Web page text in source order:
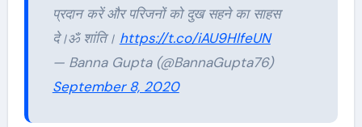
प्रदान करें और परिजनों को दुख सहने का साहस
दे।ॐ शांति। https://t.co/iAU9HlfeUN
— Banna Gupta (@BannaGupta76)
September 8, 2020